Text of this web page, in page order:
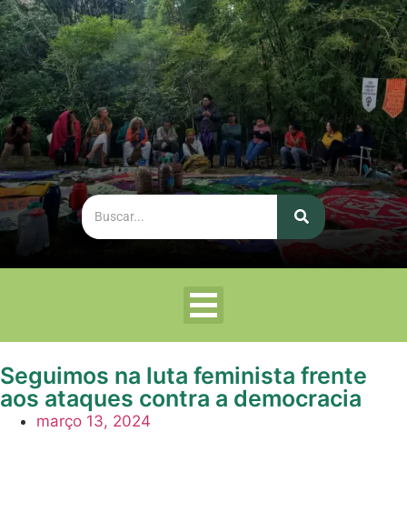
Seguimos na luta feminista frente
aos ataques contra a democracia
março 13, 2024